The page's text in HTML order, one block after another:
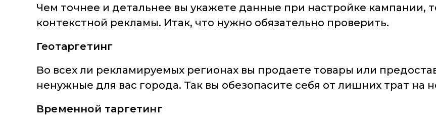
Чем точнее и детальнее вы укажете данные при настройке кампании,
контекстной рекламы. Итак, что нужно обязательно проверить.
Геотаргетинг
Во всех ли рекламируемых регионах вы продаете товары или
ненужные для вас города. Так вы обезопасите себя от лишних трат на
Временной таргетинг